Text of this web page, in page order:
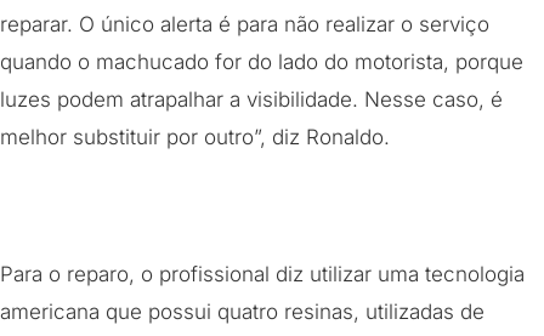
reparar. O único alerta é para não realizar o serviço
quando o machucado for do lado do motorista, porque
luzes podem atrapalhar a visibilidade. Nesse caso, é
melhor substituir por outro”, diz Ronaldo.
Para o reparo, o profissional diz utilizar uma tecnologia
americana que possui quatro resinas, utilizadas de